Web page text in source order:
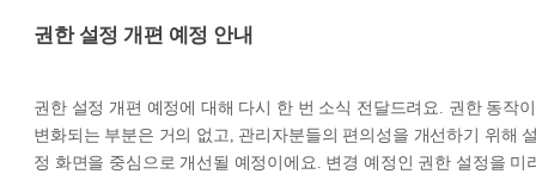
권한 설정 개편 예정 안내
권한 설정 개편 예정에 대해 다시 한 번 소식 전달드려요. 권한 동작이
변화되는 부분은 거의 없고, 관리자분들의 편의성을 개선하기 위해
정 화면을 중심으로 개선될 예정이에요. 변경 예정인 권한 설정을 미